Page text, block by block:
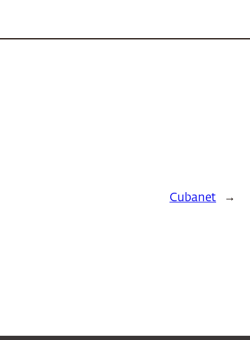
Cubanet →